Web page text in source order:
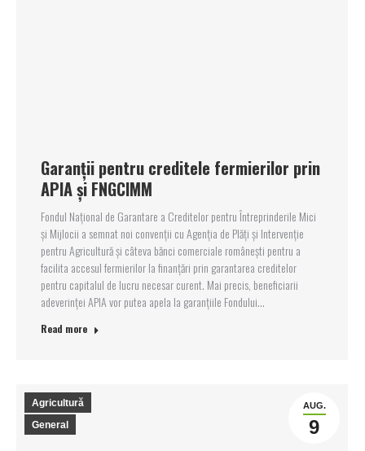
Garanții pentru creditele fermierilor prin
APIA și FNGCIMM
Fondul Național de Garantare a Creditelor pentru Întreprinderile Mici
și Mijlocii a semnat noi convenții cu Agenția de Plăți și Intervenție
pentru Agricultură și câteva bănci comerciale românești pentru a
facilita accesul fermierilor la finanțări prin garantarea creditelor
pentru capitalul de lucru necesar curent. Mai precis, beneficiarii
adeverinței APIA vor putea apela la garanțiile Fondului…
Read more
AUG.
9
Agricultură
General